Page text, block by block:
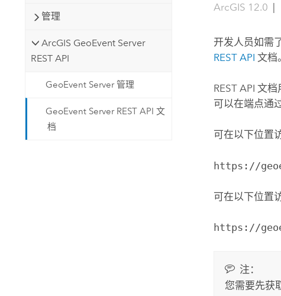
管理
ArcGIS GeoEvent Server
REST API
GeoEvent Server 管理
GeoEvent Server REST API 文
档
ArcGIS 12.0 |
开发人员如需
REST API 文档
REST API 文
可以在端点通
可在以下位置
https://
可在以下位置
https://
注：
您需要先获